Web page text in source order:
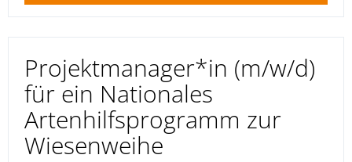
Projektmanager*in (m/w/d)
für ein Nationales
Artenhilfsprogramm zur
Wiesenweihe